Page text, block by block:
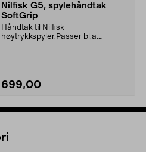
Nilfisk G5, spylehåndtak
SoftGrip
Håndtak til Nilfisk
høytrykkspyler.Passer bl.a.
699,00